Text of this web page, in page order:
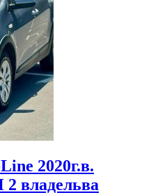
2020г.в.
владельва